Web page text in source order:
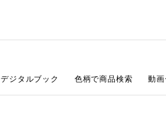
デジタルブック 色柄で商品検索 動画